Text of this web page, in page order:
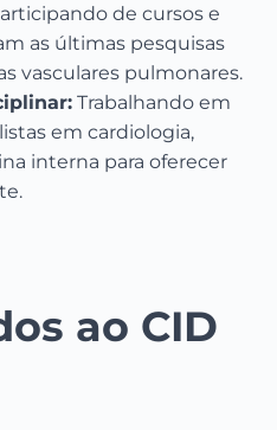
de cursos e
as últimas pesquisas
vasculares pulmonares.
Trabalhando em
em cardiologia,
interna para oferecer
ao CID